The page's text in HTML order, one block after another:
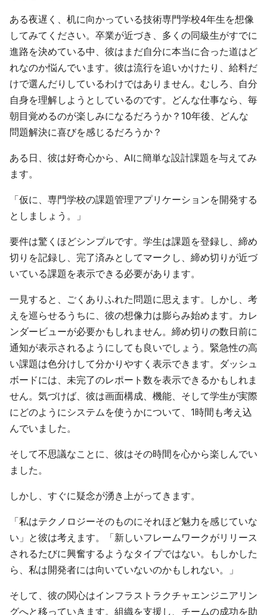
ある夜遅く、机に向かっている技術専門学校4年生を想像
してみてください。卒業が近づき、多くの同級生がすでに
進路を決めている中、彼はまだ自分に本当に合った道はど
れなのか悩んでいます。彼は流行を追いかけたり、給料だ
けで選んだりしているわけではありません。むしろ、自分
自身を理解しようとしているのです。どんな仕事なら、毎
朝目覚めるのが楽しみになるだろうか？10年後、どんな
問題解決に喜びを感じるだろうか？
ある日、彼は好奇心から、AIに簡単な設計課題を与えてみ
ます。
「仮に、専門学校の課題管理アプリケーションを開発する
としましょう。」
要件は驚くほどシンプルです。学生は課題を登録し、締め
切りを記録し、完了済みとしてマークし、締め切りが近づ
いている課題を表示できる必要があります。
一見すると、ごくありふれた問題に思えます。しかし、考
えを巡らせるうちに、彼の想像力は膨らみ始めます。カレ
ンダービューが必要かもしれません。締め切りの数日前に
通知が表示されるようにしても良いでしょう。緊急性の高
い課題は色分けして分かりやすく表示できます。ダッシュ
ボードには、未完了のレポート数を表示できるかもしれま
せん。気づけば、彼は画面構成、機能、そして学生が実際
にどのようにシステムを使うかについて、1時間も考え込
んでいました。
そして不思議なことに、彼はその時間を心から楽しんでい
ました。
しかし、すぐに疑念が湧き上がってきます。
「私はテクノロジーそのものにそれほど魅力を感じていな
い」と彼は考えます。「新しいフレームワークがリリース
されるたびに興奮するようなタイプではない。もしかした
ら、私は開発者には向いていないのかもしれない。」
そして、彼の関心はインフラストラクチャエンジニアリン
グへと移っていきます。組織を支援し、チームの成功を助